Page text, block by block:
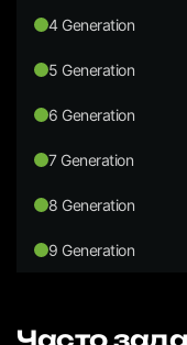
4 Generation
5 Generation
6 Generation
7 Generation
8 Generation
9 Generation
Часто